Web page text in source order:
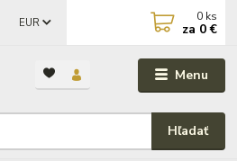
Menu
EUR
Hľadať
0 ks
za 0 €